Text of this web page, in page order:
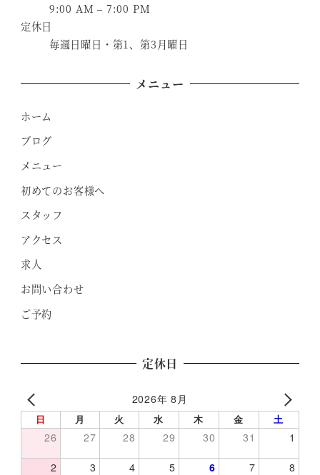
9:00 AM – 7:00 PM
定休日
毎週日曜日・第1、第3月曜日
メニュー
ホーム
ブログ
メニュー
初めてのお客様へ
スタッフ
アクセス
求人
お問い合わせ
ご予約
定休日
2026年 8月
日 月 火 水 木 金 土
26 27 28 29 30 31 1
2 3 4 5 6 7 8